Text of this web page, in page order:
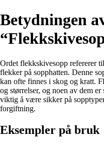
Betydningen
Ordet flekkskivesopp refererer
flekker på sopphatten. Denne
kan ofte finnes i skog og kratt.
og størrelser, og noen av dem
viktig å være sikker på
forgiftning.
Eksempler på bruk